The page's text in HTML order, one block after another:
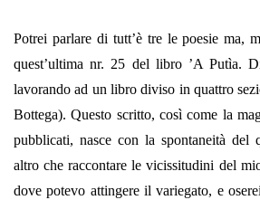
Potrei parlare di tutt’è tre le poesie ma,
quest’ultima nr. 25 del libro ’A Putìa.
lavorando ad un libro diviso in quattro
Bottega). Questo scritto, così come la
pubblicati, nasce con la spontaneità del
altro che raccontare le vicissitudini del
dove potevo attingere il variegato, e